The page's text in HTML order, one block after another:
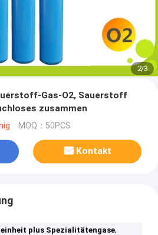
2/3
Gas-O2, Sauerstoff
zusammen
MOQ：50PCS
Kontakt
plus Spezialitätengase,